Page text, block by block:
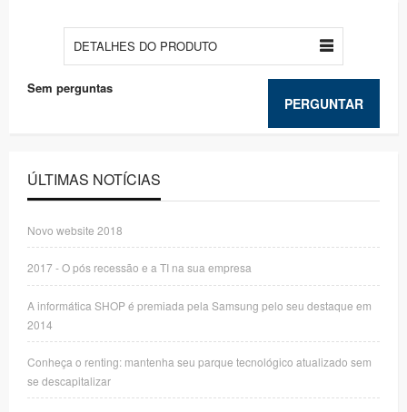
DETALHES DO PRODUTO
PERGUNTAR
Sem perguntas
ÚLTIMAS NOTÍCIAS
Novo website 2018
2017 - O pós recessão e a TI na sua empresa
A informática SHOP é premiada pela Samsung pelo seu destaque em
2014
Conheça o renting: mantenha seu parque tecnológico atualizado sem
se descapitalizar